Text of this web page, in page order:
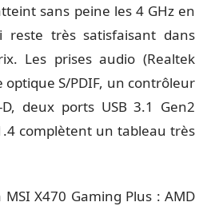
sans peine les 4 GHz en
reste très satisfaisant dans
Les prises audio (Realtek
optique S/PDIF, un contrôleur
deux ports USB 3.1 Gen2
complètent un tableau très
X470 Gaming Plus : AMD